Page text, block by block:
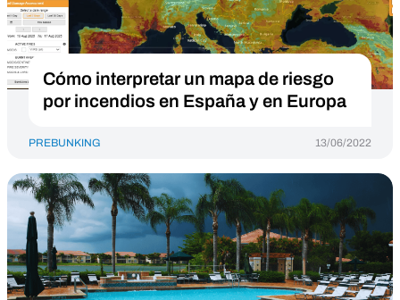
Cómo interpretar un mapa de riesgo
por incendios en España y en Europa
PREBUNKING 13/06/2022